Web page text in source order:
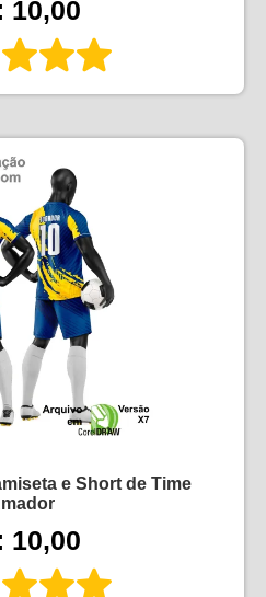
10,00
e Short de Time
10,00